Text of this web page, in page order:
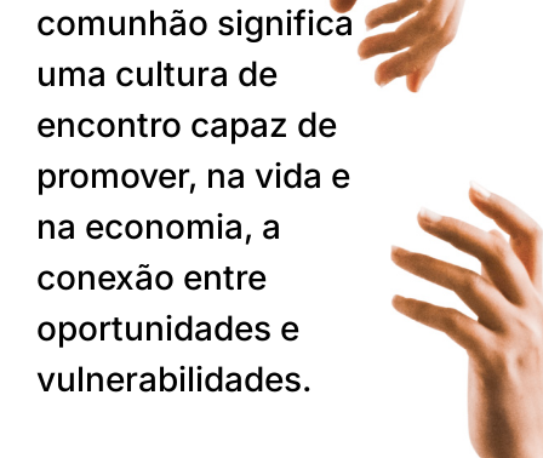
comunhão significa
uma cultura de
encontro capaz de
promover, na vida e
na economia, a
conexão entre
oportunidades e
vulnerabilidades.